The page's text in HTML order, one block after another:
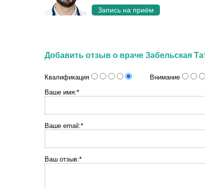
Запись на приём
Добавить отзыв о враче Забельская
Квалификация Внимание
Ваше имя:*
Ваше email:*
Ваш отзыв:*